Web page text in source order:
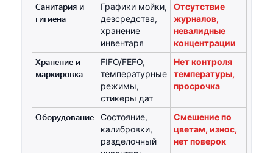
Санитария и
гигиена
Графики мойки,
дезсредства,
хранение
инвентаря
Отсутствие
журналов,
невалидные
концентрации
Хранение и
маркировка
FIFO/FEFO,
температурные
режимы,
стикеры дат
Нет контроля
температуры,
просрочка
Оборудование
Состояние,
калибровки,
разделочный
Смешение по
цветам, износ,
нет поверок